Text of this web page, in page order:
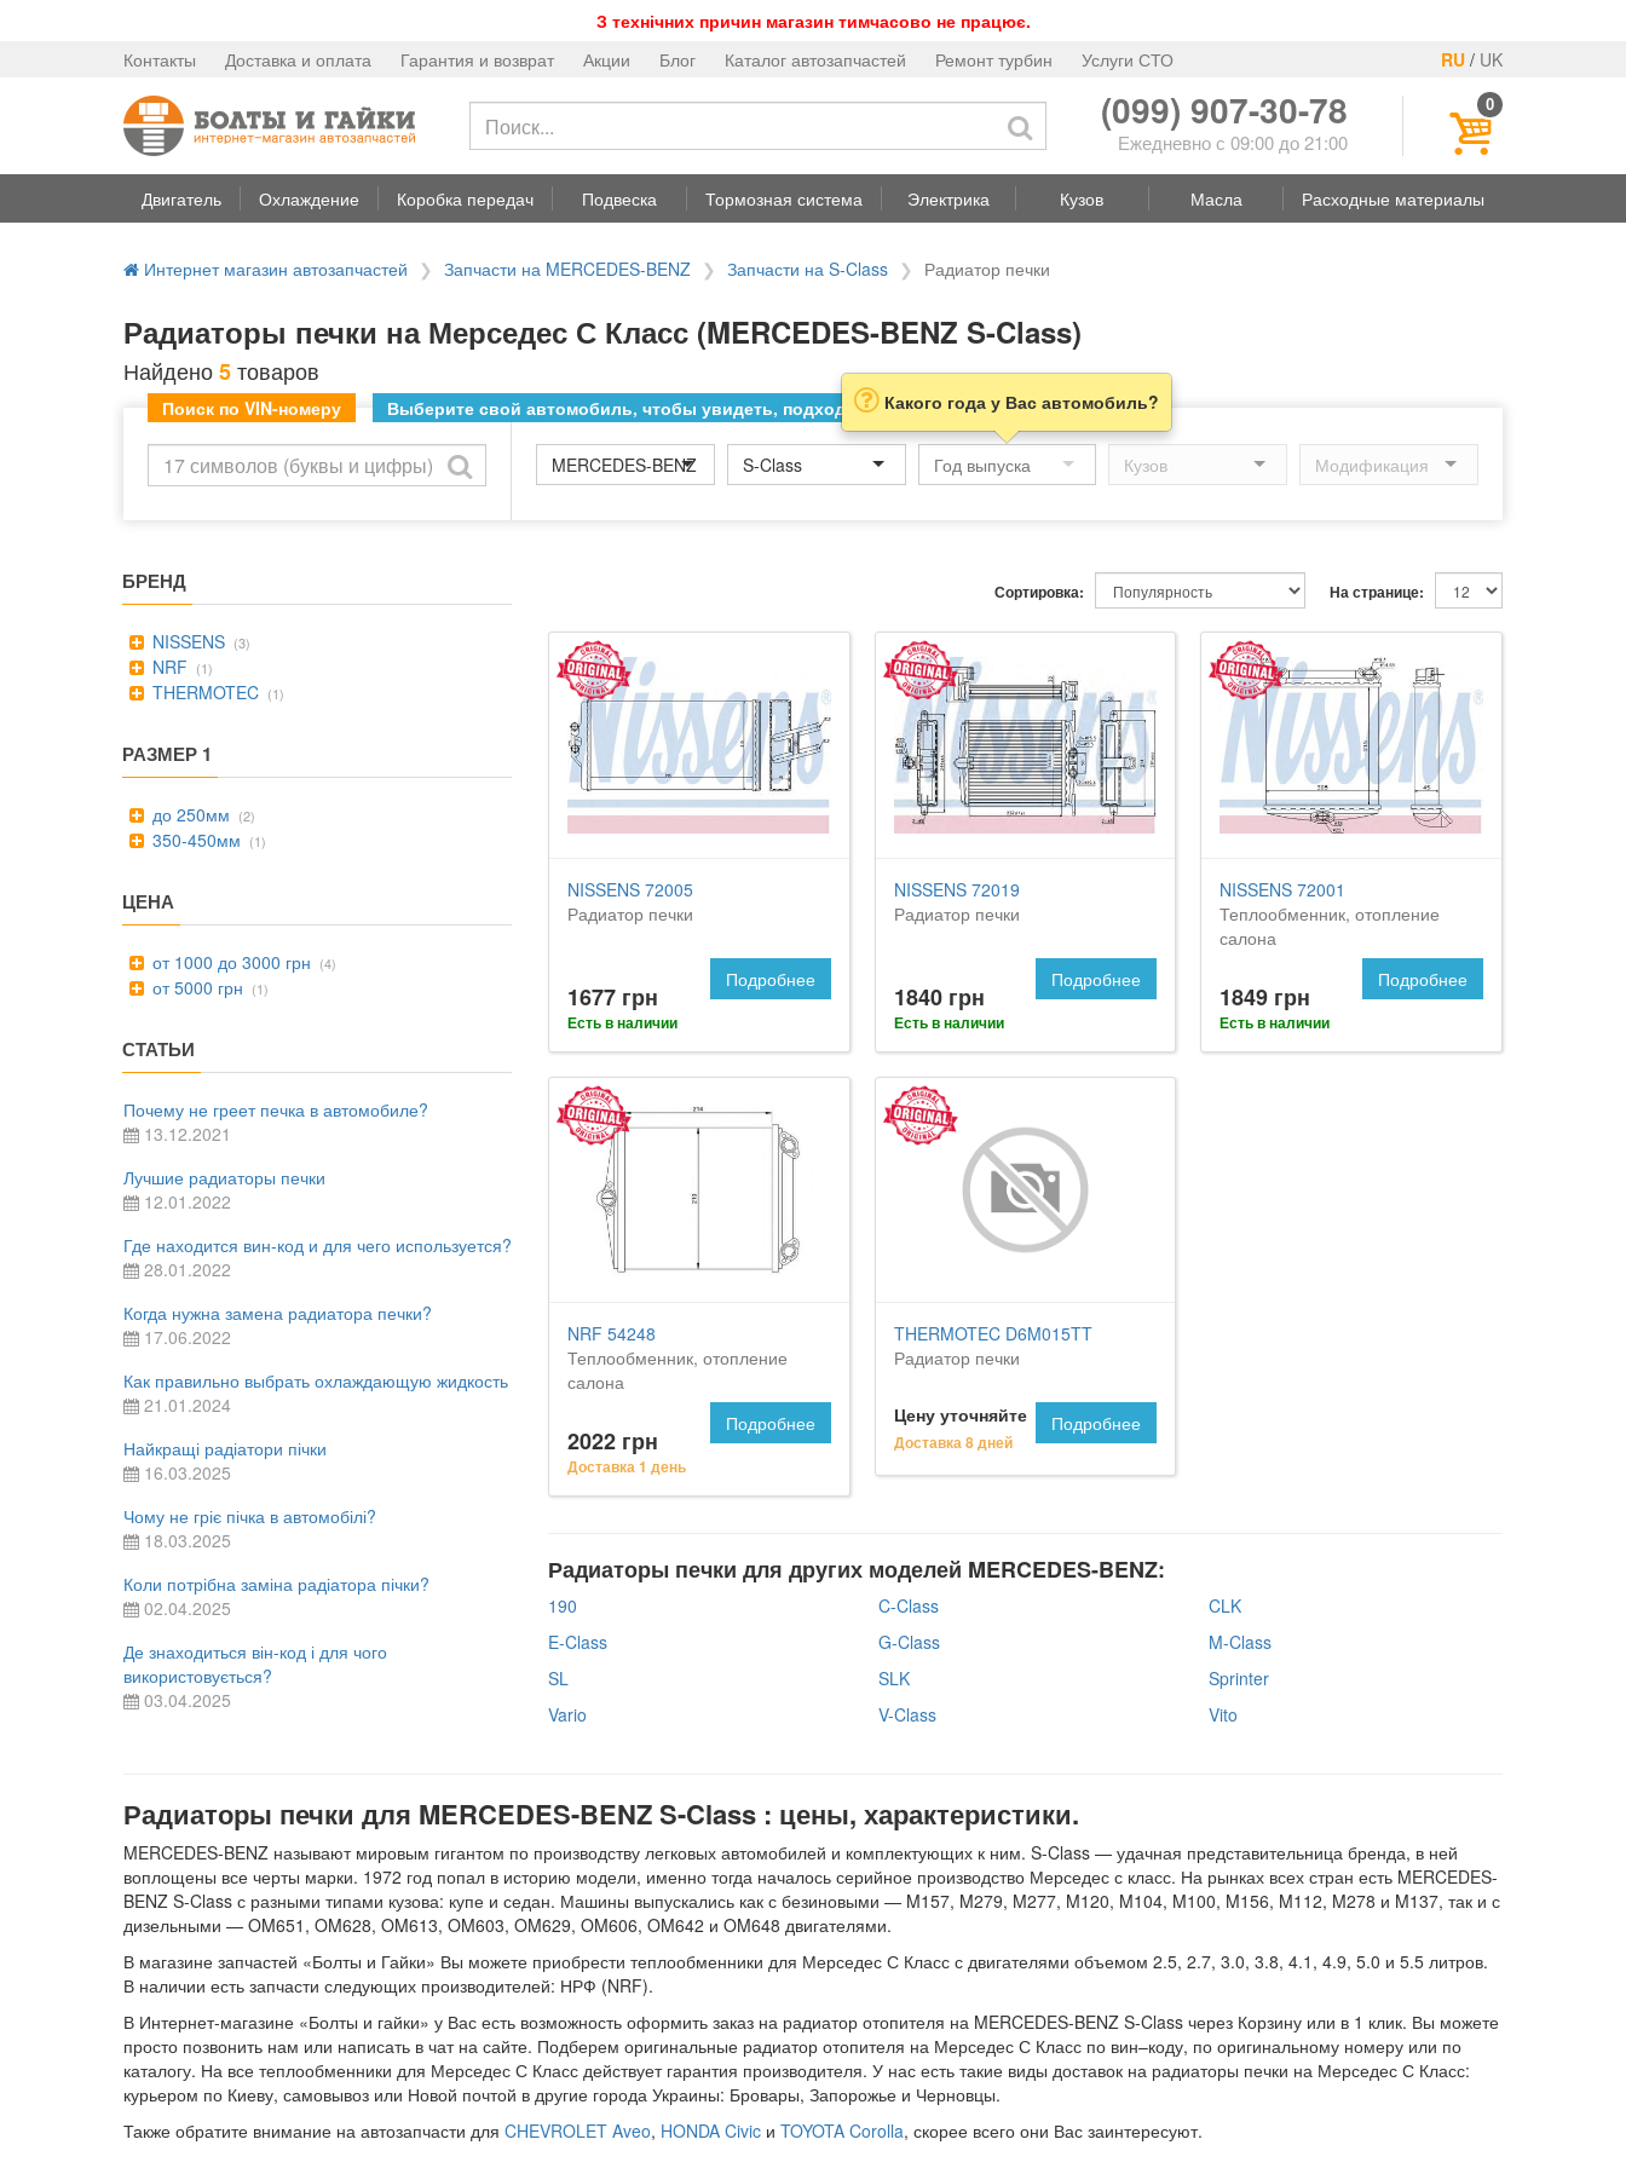
З технічних причин магазин тимчасово не працює.
RU / UK
Контакты Доставка и оплата Гарантия и возврат Акции Блог Каталог автозапчастей Ремонт турбин Услуги СТО
(099) 907-30-78
Ежедневно с 09:00 до 21:00
0
Двигатель Охлаждение Коробка передач Подвеска Тормозная система Электрика Кузов Масла Расходные материалы
Интернет магазин автозапчастей Запчасти на MERCEDES-BENZ Запчасти на S-Class Радиатор печки
Радиаторы печки на Мерседес С Класс (MERCEDES-BENZ S-Class)
Найдено5товаров
Поиск по VIN-номеру Выберите свой автомобиль, чтобы увидеть, подходит ли товар к нему
MERCEDES-BENZ S-Class
Какого года у Вас автомобиль?
БРЕНД
NISSENS (3)
NRF (1)
THERMOTEC (1)
РАЗМЕР 1
до 250мм (2)
350-450мм (1)
ЦЕНА
от 1000 до 3000 грн (4)
от 5000 грн (1)
СТАТЬИ
Почему не греет печка в автомобиле?
13.12.2021
Лучшие радиаторы печки
12.01.2022
Где находится вин-код и для чего используется?
28.01.2022
Когда нужна замена радиатора печки?
17.06.2022
Как правильно выбрать охлаждающую жидкость
21.01.2024
Найкращі радіатори пічки
16.03.2025
Чому не гріє пічка в автомобілі?
18.03.2025
Коли потрібна заміна радіатора пічки?
02.04.2025
Де знаходиться він-код і для чого
використовується?
03.04.2025
На странице:
Сортировка:
NISSENS 72005
Радиатор печки
1677 грн
Есть в наличии
Подробнее
NISSENS 72019
Радиатор печки
1840 грн
Есть в наличии
Подробнее
NISSENS 72001
Теплообменник, отопление
салона
1849 грн
Есть в наличии
Подробнее
NRF 54248
Теплообменник, отопление
салона
2022 грн
Доставка 1 день
Подробнее
THERMOTEC D6M015TT
Радиатор печки
Цену уточняйте
Доставка 8 дней
Подробнее
Радиаторы печки для других моделей MERCEDES-BENZ:
190 C-Class
CLK
E-Class
G-Class
M-Class
SL
SLK
Sprinter
Vario
V-Class Vito
Радиаторы печки для MERCEDES-BENZ S-Class : цены, характеристики.
MERCEDES-BENZ называют мировым гигантом по производству легковых автомобилей и комплектующих к ним. S-Class — удачная представительница бренда, в ней
воплощены все черты марки. 1972 год попал в историю модели, именно тогда началось серийное производство Мерседес с класс. На рынках всех стран есть MERCEDES-
BENZ S-Class с разными типами кузова: купе и седан. Машины выпускались как с безиновыми — M157, M279, M277, M120, M104, M100, M156, M112, M278 и M137, так и с
дизельными — OM651, OM628, OM613, OM603, OM629, OM606, OM642 и OM648 двигателями.
В магазине запчастей «Болты и Гайки» Вы можете приобрести теплообменники для Мерседес С Класс с двигателями объемом 2.5, 2.7, 3.0, 3.8, 4.1, 4.9, 5.0 и 5.5 литров.
В наличии есть запчасти следующих производителей: НРФ (NRF).
В Интернет-магазине «Болты и гайки» у Вас есть возможность оформить заказ на радиатор отопителя на MERCEDES-BENZ S-Class через Корзину или в 1 клик. Вы можете
просто позвонить нам или написать в чат на сайте. Подберем оригинальные радиатор отопителя на Мерседес С Класс по вин–коду, по оригинальному номеру или по
каталогу. На все теплообменники для Мерседес С Класс действует гарантия производителя. У нас есть такие виды доставок на радиаторы печки на Мерседес С Класс:
курьером по Киеву, самовывоз или Новой почтой в другие города Украины: Бровары, Запорожье и Черновцы.
Также обратите внимание на автозапчасти для CHEVROLET Aveo, HONDA Civic и TOYOTA Corolla, скорее всего они Вас заинтересуют.